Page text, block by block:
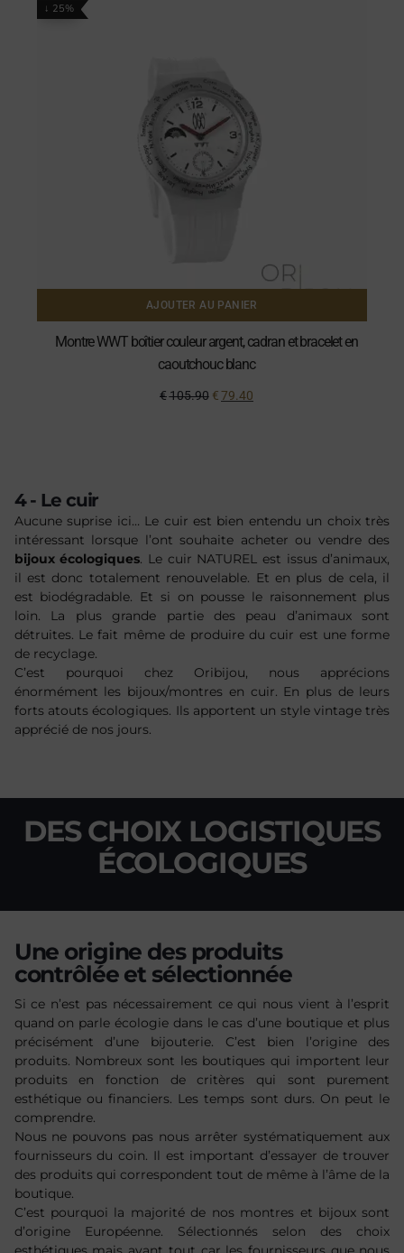
↓ 25%
AJOUTER AU PANIER
Montre WWT boîtier couleur argent, cadran et bracelet en
caoutchouc blanc
€105.90 €79.40
4 - Le cuir
Aucune suprise ici… Le cuir est bien entendu un choix très
intéressant lorsque l’ont souhaite acheter ou vendre des
bijoux écologiques. Le cuir NATUREL est issus d’animaux,
il est donc totalement renouvelable. Et en plus de cela, il
est biodégradable. Et si on pousse le raisonnement plus
loin. La plus grande partie des peau d’animaux sont
détruites. Le fait même de produire du cuir est une forme
de recyclage.
C’est pourquoi chez Oribijou, nous apprécions
énormément les bijoux/montres en cuir. En plus de leurs
forts atouts écologiques. Ils apportent un style vintage très
apprécié de nos jours.
DES CHOIX LOGISTIQUES
ÉCOLOGIQUES
Une origine des produits
contrôlée et sélectionnée
Si ce n’est pas nécessairement ce qui nous vient à l’esprit
quand on parle écologie dans le cas d’une boutique et plus
précisément d’une bijouterie. C’est bien l’origine des
produits. Nombreux sont les boutiques qui importent leur
produits en fonction de critères qui sont purement
esthétique ou financiers. Les temps sont durs. On peut le
comprendre.
Nous ne pouvons pas nous arrêter systématiquement aux
fournisseurs du coin. Il est important d’essayer de trouver
des produits qui correspondent tout de même à l’âme de la
boutique.
C’est pourquoi la majorité de nos montres et bijoux sont
d’origine Européenne. Sélectionnés selon des choix